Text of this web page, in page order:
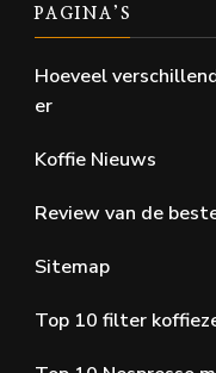
PAGINA’S
Hoeveel
er
Koffie Nieuws
Review van de
Sitemap
Top 10 filter